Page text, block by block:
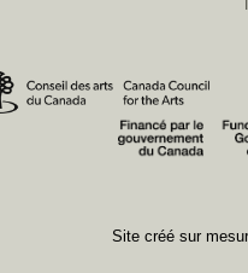
Site créé sur